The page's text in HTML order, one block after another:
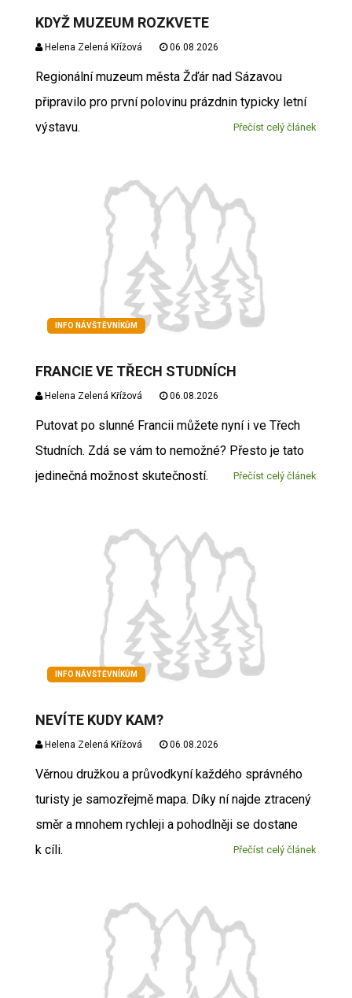
KDYŽ MUZEUM ROZKVETE
Helena Zelená Křížová 06.08.2026
Regionální muzeum města Žďár nad Sázavou
připravilo pro první polovinu prázdnin typicky letní
výstavu.
Přečíst celý článek
INFO NÁVŠTĚVNÍKŮM
FRANCIE VE TŘECH STUDNÍCH
Helena Zelená Křížová 06.08.2026
Putovat po slunné Francii můžete nyní i ve Třech
Studních. Zdá se vám to nemožné? Přesto je tato
jedinečná možnost skutečností.
Přečíst celý článek
INFO NÁVŠTĚVNÍKŮM
NEVÍTE KUDY KAM?
Helena Zelená Křížová 06.08.2026
Věrnou družkou a průvodkyní každého správného
turisty je samozřejmě mapa. Díky ní najde ztracený
směr a mnohem rychleji a pohodlněji se dostane
k cíli.
Přečíst celý článek